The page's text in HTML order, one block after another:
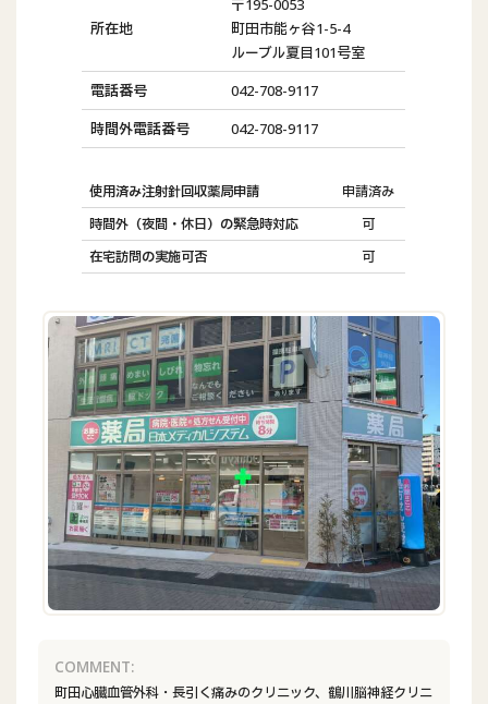
所在地
町田市能ヶ谷1-5-4
ルーブル夏目101号室
電話番号
042-708-9117
時間外電話番号
042-708-9117
使用済み注射針回収薬局申請
申請済み
時間外（夜間・休日）の緊急時対応
可
在宅訪問の実施可否
可
COMMENT:
町田心臓血管外科・長引く痛みのクリニック、鶴川脳神経クリニ